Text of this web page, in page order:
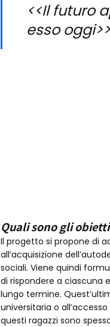
<<Il futuro
esso oggi>>
Quali sono gli
Il progetto si propone di
all’acquisizione
sociali. Viene quindi
di rispondere a ciascuna
lungo termine.
universitaria o
questi ragazzi sono